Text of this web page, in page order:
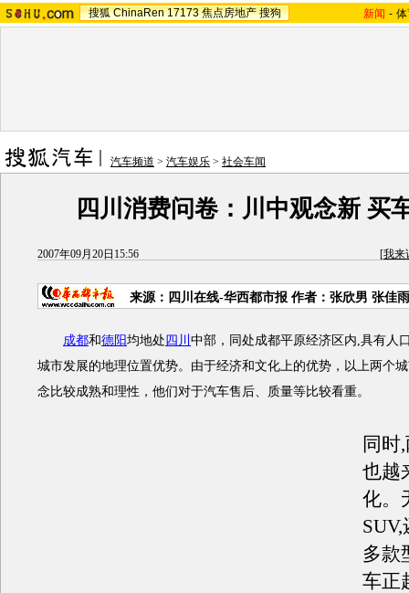
搜狐 ChinaRen 17173 焦点房地产 搜狗 新闻 -
汽车频道 > 汽车娱乐 > 社会车闻
四川消费问卷：川中观念新 买
2007年09月20日15:56 [我来
来源：四川在线-华西都市报 作者：张欣男 张佳
成都和德阳均地处 四川 中部，同处成都平原经济区内,具有人
城市发展的地理位置优势。由于经济和文化上的优势，以上两个
念比较成熟和理性，他们对于汽车售后、质量等比较看重。
同时
也越
化。
多款
车正